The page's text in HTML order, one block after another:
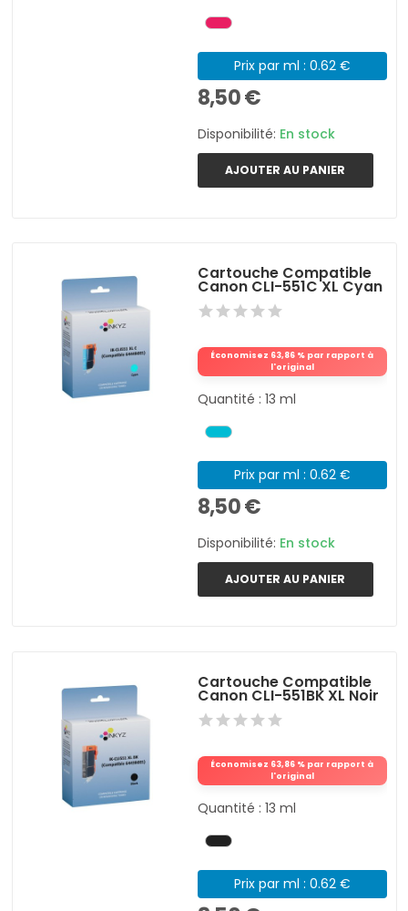
Prix par ml : 0.62 €
8,50 €
Disponibilité: En stock
AJOUTER AU PANIER
Cartouche Compatible
Canon CLI-551C XL Cyan
Économisez 63,86 % par rapport à
l'original
Quantité : 13 ml
Prix par ml : 0.62 €
8,50 €
Disponibilité: En stock
AJOUTER AU PANIER
Cartouche Compatible
Canon CLI-551BK XL Noir
Économisez 63,86 % par rapport à
l'original
Quantité : 13 ml
Prix par ml : 0.62 €